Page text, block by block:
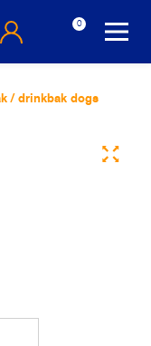
0
/ drinkbak dogs